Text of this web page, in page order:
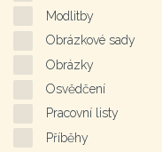
Modlitby
Obrázkové sady
Obrázky
Osvědčení
Pracovní listy
Příběhy